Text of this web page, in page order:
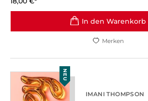
In den Warenkorb
Merken
NEU
IMANI THOMPSON